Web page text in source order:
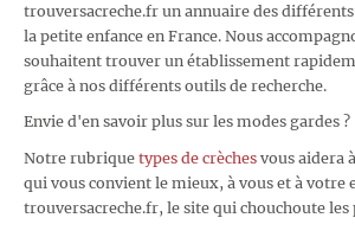
trouversacreche.fr un annuaire des
la petite enfance en France. Nous
souhaitent trouver un établissement
grâce à nos différents outils de recherche.
Envie d'en savoir plus sur les modes gardes ?
Notre rubrique types de crèches vous aidera
qui vous convient le mieux, à vous et à votre
trouversacreche.fr, le site qui chouchoute les